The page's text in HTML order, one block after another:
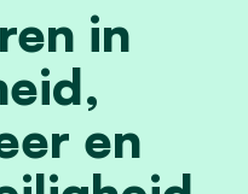
in
en